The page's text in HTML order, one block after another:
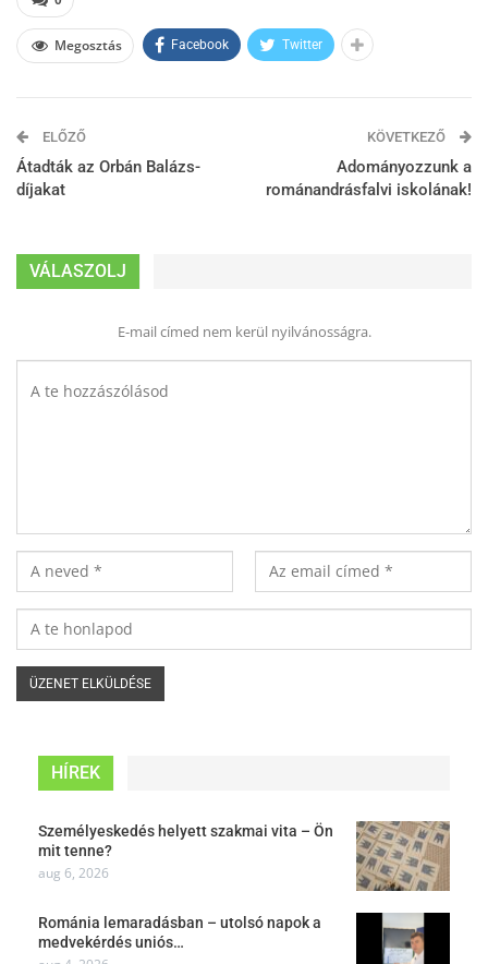
Megosztás Facebook Twitter
ELŐZŐ
Átadták az Orbán Balázs-
díjakat
KÖVETKEZŐ
Adományozzunk a
románandrásfalvi iskolának!
VÁLASZOLJ
E-mail címed nem kerül nyilvánosságra.
HÍREK
Személyeskedés helyett szakmai vita – Ön
mit tenne?
aug 6, 2026
Románia lemaradásban – utolsó napok a
medvekérdés uniós…